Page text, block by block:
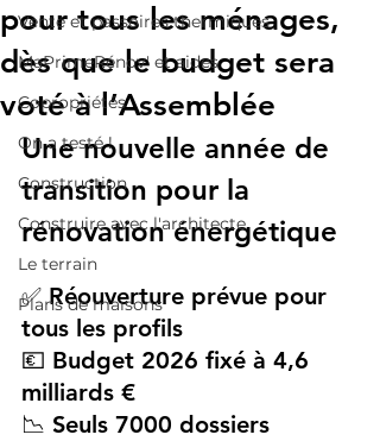
Vente et passoires thermiques
MaPrimeRénov' et aides
Copropriétés
On a testé !
Construction
Construire avec l'architecte
Le terrain
Plans de maisons
pour tous les ménages,
dès que le budget sera
voté à l’Assemblée
Une nouvelle année de
transition pour la
rénovation énergétique
✅ Réouverture prévue pour
tous les profils
💶 Budget 2026 fixé à 4,6
milliards €
📉 Seuls 7000 dossiers